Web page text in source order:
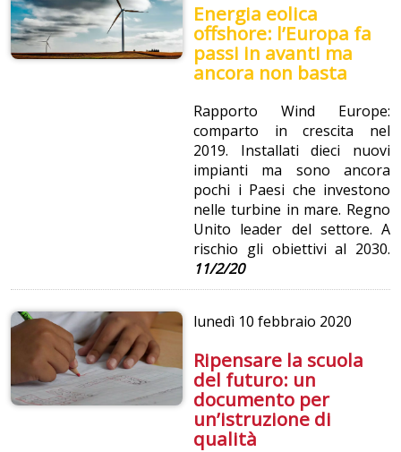
Energia eolica
offshore: l’Europa fa
passi in avanti ma
ancora non basta
Rapporto Wind Europe:
comparto in crescita nel
2019. Installati dieci nuovi
impianti ma sono ancora
pochi i Paesi che investono
nelle turbine in mare. Regno
Unito leader del settore. A
rischio gli obiettivi al 2030.
11/2/20
lunedì 10 febbraio 2020
Ripensare la scuola
del futuro: un
documento per
un’istruzione di
qualità